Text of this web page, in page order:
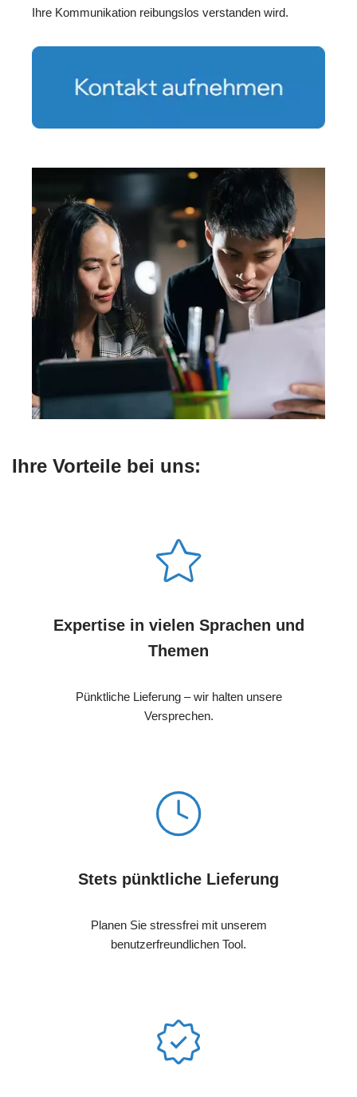
Ihre Kommunikation reibungslos verstanden wird.
Ihre Vorteile bei uns:
Expertise in vielen Sprachen und
Themen
Pünktliche Lieferung – wir halten unsere
Versprechen.
Stets pünktliche Lieferung
Planen Sie stressfrei mit unserem
benutzerfreundlichen Tool.